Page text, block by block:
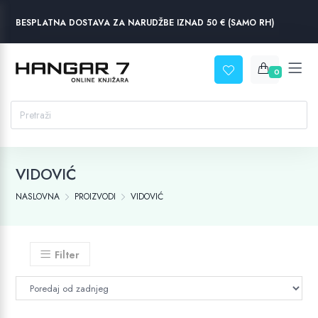
BESPLATNA DOSTAVA ZA NARUDŽBE IZNAD 50 € (SAMO RH)
0
VIDOVIĆ
NASLOVNA PROIZVODI VIDOVIĆ
Filter